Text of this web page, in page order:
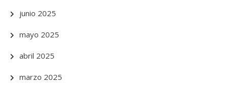
junio 2025
mayo 2025
abril 2025
marzo 2025